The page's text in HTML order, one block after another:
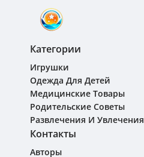
Категории
Игрушки
Одежда Для Детей
Медицинские Товары
Родительские Советы
Развлечения И Увлечения
Контакты
Авторы